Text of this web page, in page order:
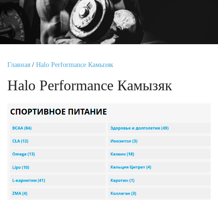
Главная / Halo Performance Камызяк
Halo Performance Камызяк